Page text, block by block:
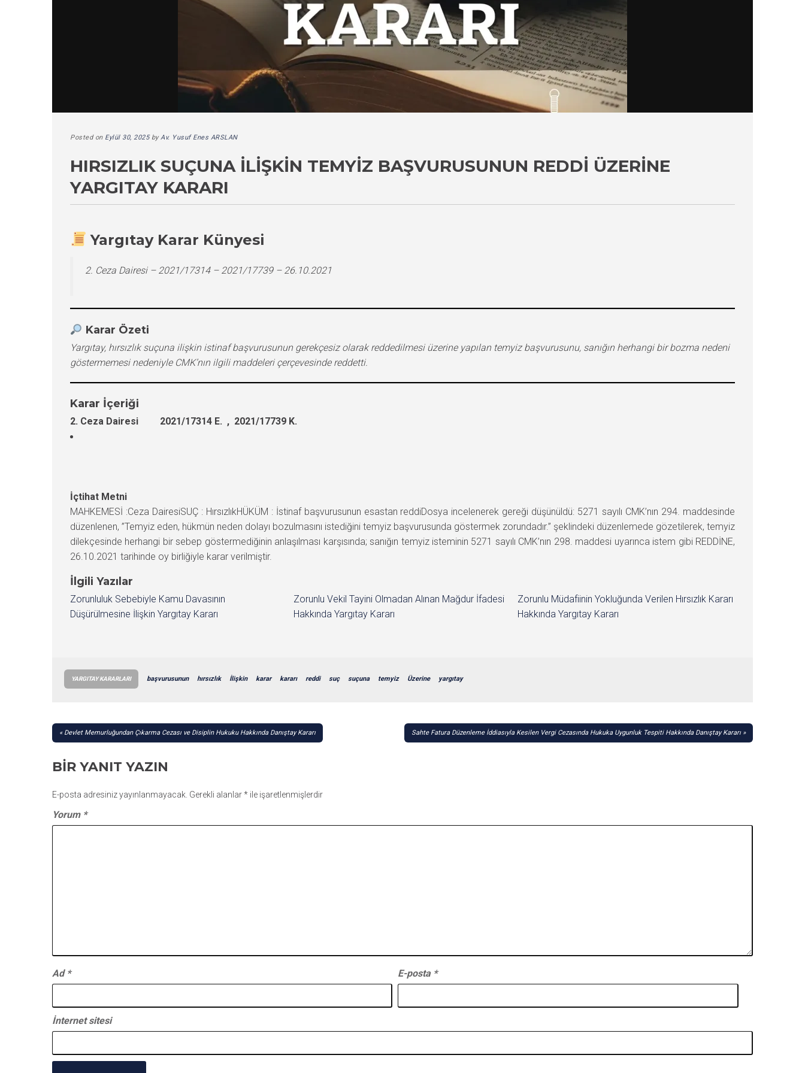
Posted on Eylül 30, 2025byAv. Yusuf Enes ARSLAN
HIRSIZLIK SUÇUNA İLIŞKIN TEMYIZ BAŞVURUSUNUN REDDI ÜZERINE
YARGITAY KARARI
Yargıtay Karar Künyesi
2. Ceza Dairesi – 2021/17314 – 2021/17739 – 26.10.2021
Karar Özeti
Yargıtay, hırsızlık suçuna ilişkin istinaf başvurusunun gerekçesiz olarak reddedilmesi üzerine yapılan temyiz başvurusunu, sanığın herhangi bir bozma nedeni
göstermemesi nedeniyle CMK’nın ilgili maddeleri çerçevesinde reddetti.
Karar İçeriği
2. Ceza Dairesi 2021/17314 E. , 2021/17739 K.
İçtihat Metni
MAHKEMESİ :Ceza DairesiSUÇ : HırsızlıkHÜKÜM : İstinaf başvurusunun esastan reddiDosya incelenerek gereği düşünüldü: 5271 sayılı CMK’nın 294. maddesinde
düzenlenen, ”Temyiz eden, hükmün neden dolayı bozulmasını istediğini temyiz başvurusunda göstermek zorundadır.” şeklindeki düzenlemede gözetilerek, temyiz
dilekçesinde herhangi bir sebep göstermediğinin anlaşılması karşısında; sanığın temyiz isteminin 5271 sayılı CMK’nın 298. maddesi uyarınca istem gibi REDDİNE,
26.10.2021 tarihinde oy birliğiyle karar verilmiştir.
İlgili Yazılar
Zorunluluk Sebebiyle Kamu Davasının
Düşürülmesine İlişkin Yargıtay Kararı
Zorunlu Vekil Tayini Olmadan Alınan Mağdur İfadesi
Hakkında Yargıtay Kararı
Zorunlu Müdafiinin Yokluğunda Verilen Hırsızlık Kararı
Hakkında Yargıtay Kararı
YARGITAY KARARLARI başvurusunun hırsızlık İlişkin karar kararı reddi suç suçuna temyiz Üzerine yargıtay
YAZI
Devlet Memurluğundan Çıkarma Cezası ve Disiplin Hukuku Hakkında Danıştay Kararı Sahte Fatura Düzenleme İddiasıyla Kesilen Vergi Cezasında Hukuka Uygunluk Tespiti Hakkında Danıştay Kararı
BIR YANIT YAZIN
E-posta adresiniz yayınlanmayacak. Gerekli alanlar* ile işaretlenmişlerdir
Yorum *
Ad * E-posta *
İnternet sitesi